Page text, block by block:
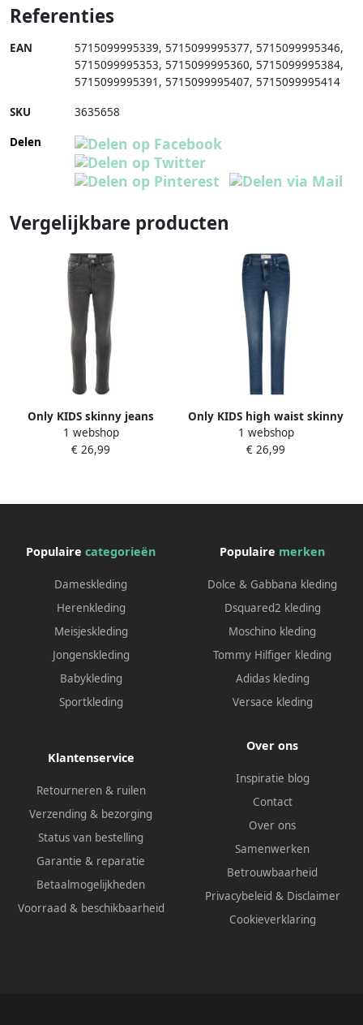
Referenties
EAN 5715099995339, 5715099995377, 5715099995346,
5715099995353, 5715099995360, 5715099995384,
5715099995391 , 5715099995407, 5715099995414
SKU 3635658
Delen
Vergelijkbare producten
Only KIDS skinny jeans
KONROYAL met katoen grijs
stonewashed Effen 116
1 webshop
€ 26,99
Only KIDS high waist skinny
jeans KONROYAL met
biologisch katoen
1 webshop
€ 26,99
Populaire categorieën
Dameskleding
Herenkleding
Meisjeskleding
Jongenskleding
Babykleding
Sportkleding
Populaire merken
Dolce & Gabbana kleding
Dsquared2 kleding
Moschino kleding
Tommy Hilfiger kleding
Adidas kleding
Versace kleding
Klantenservice
Retourneren & ruilen
Verzending & bezorging
Status van bestelling
Garantie & reparatie
Betaalmogelijkheden
Voorraad & beschikbaarheid
Over ons
Inspiratie blog
Contact
Over ons
Samenwerken
Betrouwbaarheid
Privacybeleid & Disclaimer
Cookieverklaring